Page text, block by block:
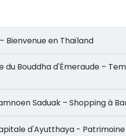
– Bienvenue en Thaïland
Damnoen Saduak – Shopping à
capitale d'Ayutthaya -